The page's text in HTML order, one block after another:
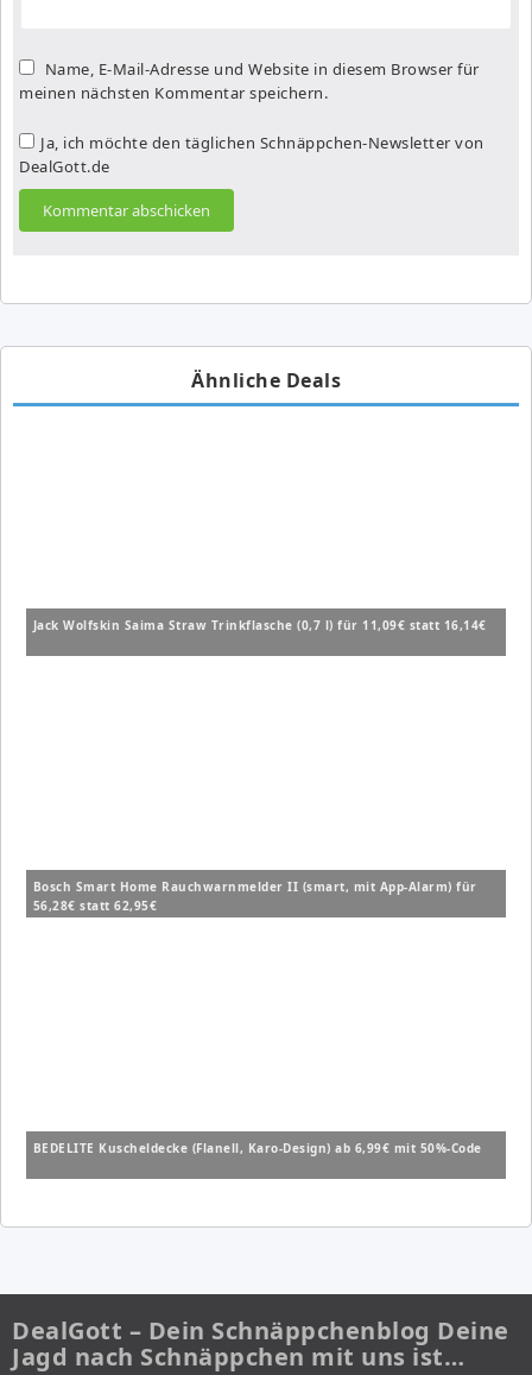
Name, E-Mail-Adresse und Website in diesem Browser für
meinen nächsten Kommentar speichern.
Ja, ich möchte den täglichen Schnäppchen-Newsletter von
DealGott.de
Ähnliche Deals
Jack Wolfskin Saima Straw Trinkflasche (0,7 l) für 11,09€ statt 16,14€
Bosch Smart Home Rauchwarnmelder II (smart, mit App-Alarm) für
56,28€ statt 62,95€
BEDELITE Kuscheldecke (Flanell, Karo-Design) ab 6,99€ mit 50%-Code
DealGott – Dein Schnäppchenblog Deine
Jagd nach Schnäppchen mit uns ist…